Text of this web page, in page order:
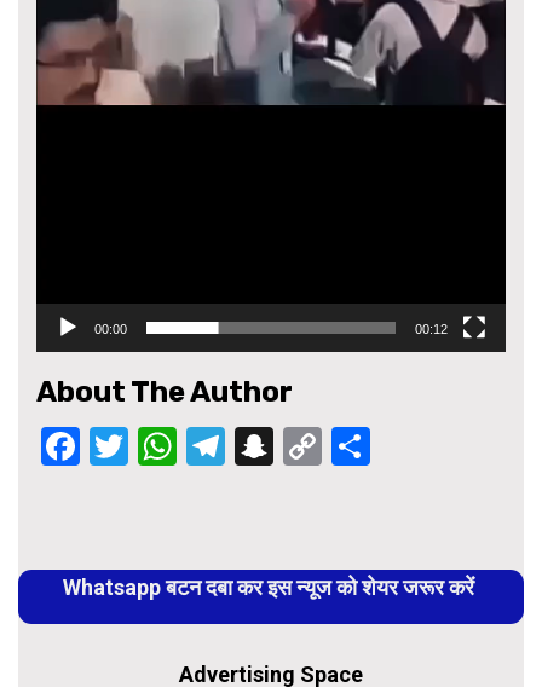
00:00 00:12
About The Author
Facebook
Twitter
WhatsApp
Telegram
Snapchat
Copy
Reading
Whatsapp बटन दबा कर इस न्यूज को शेयर जरूर करें
Advertising Space